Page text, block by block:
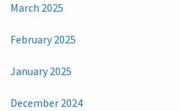
March 2025
February 2025
January 2025
December 2024